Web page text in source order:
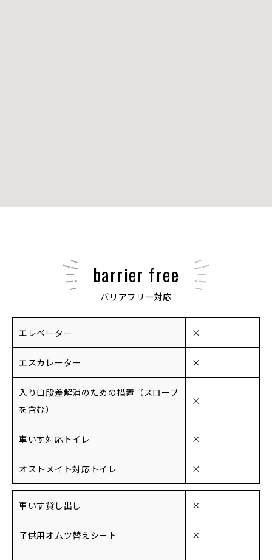
barrier free
バリアフリー対応
エレベーター ×
エスカレーター ×
入り口段差解消のための措置（スロープ
を含む）
×
車いす対応トイレ ×
オストメイト対応トイレ ×
車いす貸し出し ×
子供用オムツ替えシート ×